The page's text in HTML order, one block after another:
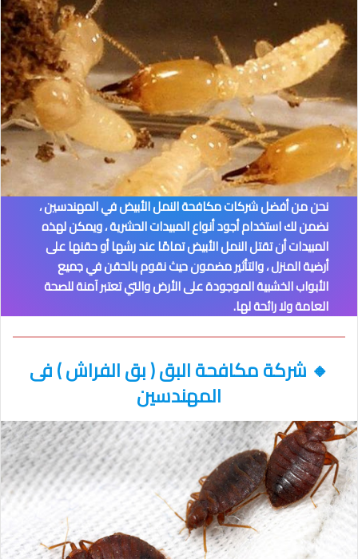
نحن من أفضل شركات مكافحة النمل الأبيض في المهندسين،
نضمن لك استخدام أجود أنواع المبيدات الحشرية ، ويمكن لهذه
المبيدات أن تقتل النمل الأبيض تمامًا عند رشها أو حقنها على
أرضية المنزل ، والتأثير مضمون حيث نقوم بالحقن في جميع
الأبواب الخشبية الموجودة على الأرض والتي تعتبر آمنة للصحة
العامة ولا رائحة لها.
🔸 شركة مكافحة البق ( بق الفراش )فى
المهندسين